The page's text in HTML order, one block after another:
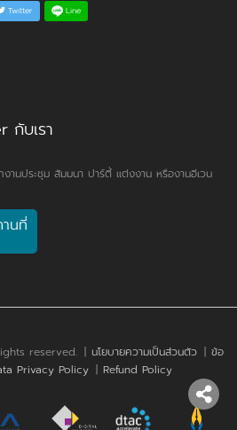
Twitter Line
กับเรา
านประชุม สัมมนา ปาร์ตี้ แต่งงาน หรืองานอีเวน
นที่
reserved. | นโยบายความเป็นส่วนตัว | ข้อ
Privacy Policy | Refund Policy